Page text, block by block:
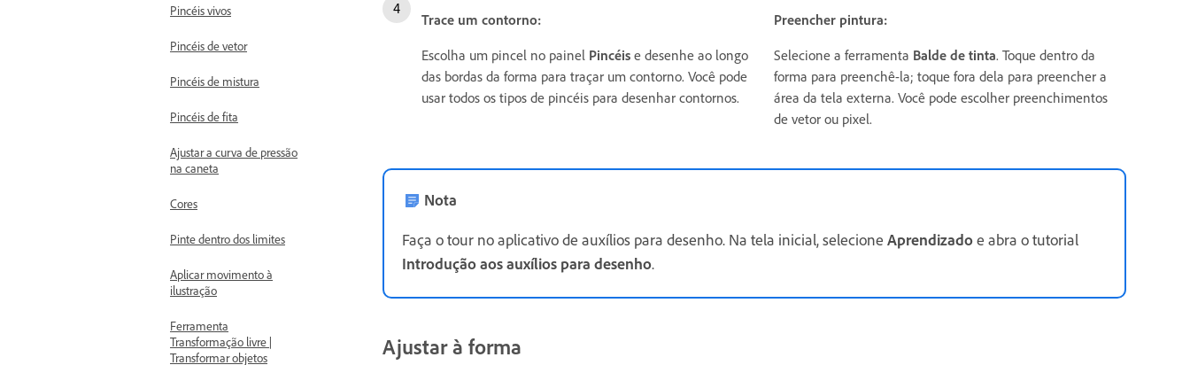
Pincéis vivos
Pincéis de vetor
Pincéis de mistura
Pincéis de fita
Ajustar a curva de pressão
na caneta
Cores
Pinte dentro dos limites
Aplicar movimento à
ilustração
Ferramenta
Transformação livre |
Transformar objetos
Trace um contorno:
Escolha um pincel no painel Pincéis e desenhe ao longo
das bordas da forma para traçar um contorno. Você pode
usar todos os tipos de pincéis para desenhar contornos.
Preencher pintura:
Selecione a ferramenta Balde de tinta. Toque dentro da
forma para preenchê-la; toque fora dela para preencher a
área da tela externa. Você pode escolher preenchimentos
de vetor ou pixel.
Nota
Faça o tour no aplicativo de auxílios para desenho. Na tela inicial, selecione Aprendizadoe abra o tutorial
Introdução aos auxílios para desenho.
Ajustar à forma